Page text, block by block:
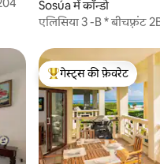
Sosúa में कॉन्डो
एलिसिया 3 -B * बीचफ़्रंट
गेस्ट्स का टॉप फ़ेवरेट
गेस्ट्स की फ़ेवरेट